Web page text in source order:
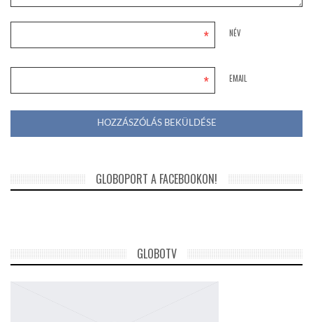
NÉV
*
EMAIL
*
GLOBOPORT A FACEBOOKON!
GLOBOTV